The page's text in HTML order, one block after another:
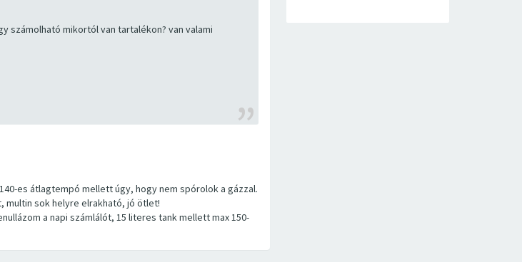
számolható mikortól van tartalékon? van valami
es átlagtempó mellett úgy, hogy nem spórolok a gázzal.
multin sok helyre elrakható, jó ötlet!
a napi számlálót, 15 literes tank mellett max 150-